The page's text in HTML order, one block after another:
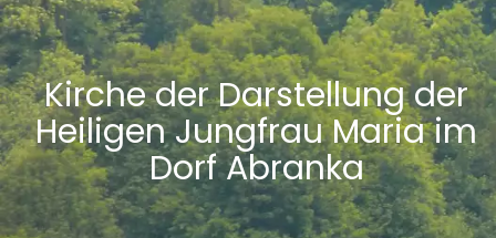
Kirche der Darstellung der
Heiligen Jungfrau Maria im
Dorf Abranka